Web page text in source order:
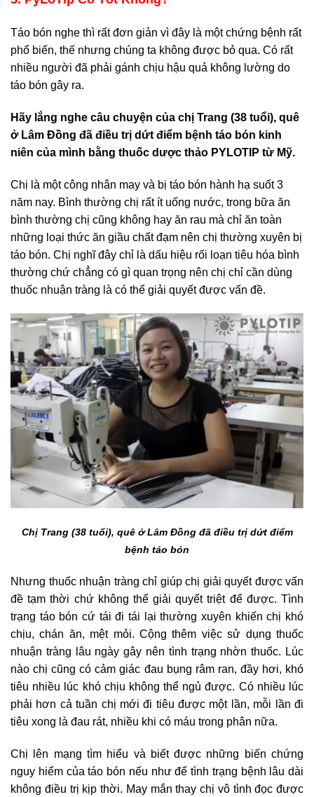
Táo bón nghe thì rất đơn giản vì đây là một chứng bệnh rất
phổ biến, thế nhưng chúng ta không được bỏ qua. Có rất
nhiều người đã phải gánh chịu hậu quả không lường do
táo bón gây ra.
Hãy lắng nghe câu chuyện của chị Trang (38 tuổi), quê
ở Lâm Đồng đã điều trị dứt điểm bệnh táo bón kinh
niên của mình bằng thuốc dược thảo PYLOTIP từ Mỹ.
Chị là một công nhân may và bị táo bón hành hạ suốt 3
năm nay. Bình thường chị rất ít uống nước, trong bữa ăn
bình thường chị cũng không hay ăn rau mà chỉ ăn toàn
những loại thức ăn giầu chất đạm nên chị thường xuyên bị
táo bón. Chị nghĩ đây chỉ là dấu hiệu rối loạn tiêu hóa bình
thường chứ chẳng có gì quan trọng nên chị chỉ cần dùng
thuốc nhuận tràng là có thể giải quyết được vấn đề.
Chị Trang (38 tuổi), quê ở Lâm Đồng đã điều trị dứt điểm
bệnh táo bón
Nhưng thuốc nhuận tràng chỉ giúp chị giải quyết được vấn
đề tạm thời chứ không thể giải quyết triệt để được. Tình
trạng táo bón cứ tái đi tái lại thường xuyên khiến chị khó
chịu, chán ăn, mệt mỏi. Cộng thêm việc sử dụng thuốc
nhuận tràng lâu ngày gây nên tình trạng nhờn thuốc. Lúc
nào chị cũng có cảm giác đau bụng râm ran, đầy hơi, khó
tiêu nhiều lúc khó chịu không thể ngủ được. Có nhiều lúc
phải hơn cả tuần chị mới đi tiêu được một lần, mỗi lần đi
tiêu xong là đau rát, nhiều khi có máu trong phân nữa.
Chị lên mạng tìm hiểu và biết được những biến chứng
nguy hiểm của táo bón nếu như để tình trạng bệnh lâu dài
không điều trị kịp thời. May mắn thay chị vô tình đọc được